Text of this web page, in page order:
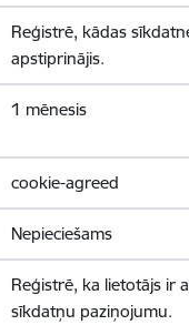
Reģistrē, kādas
apstiprinājis.
1 mēnesis
cookie-agreed
Nepieciešams
Reģistrē, ka lietotājs ir
sīkdatņu paziņojumu.